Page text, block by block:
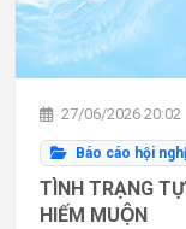
27/06/2026 20:02
Báo cáo hội nghị
TÌNH TRẠNG
HIẾM MUỘN